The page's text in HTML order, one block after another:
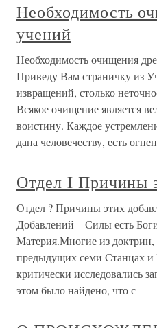
Необходимость
учений
Необходимость очищения
Приведу Вам страничку из
извращений, столько
Всякое очищение является
воистину. Каждое
дана человечеству, есть
Отдел Ι Причины
Отдел ? Причины этих
Добавлений – Силы есть
Материя.Многие из
предыдущих семи Станцах и
критически исследовались
этом было найдено, что с